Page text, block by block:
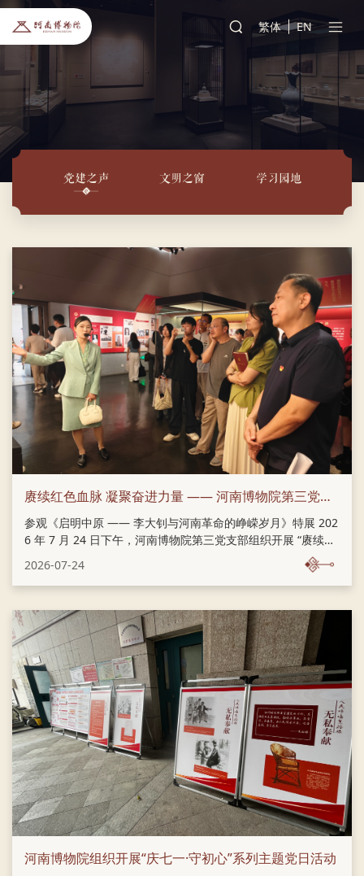
繁体 EN
党建之声 文明之窗 学习园地
赓续红色血脉 凝聚奋进力量 —— 河南博物院第三党支部开展主题党日活动
参观《启明中原 —— 李大钊与河南革命的峥嵘岁月》特展 202
6 年 7 月 24 日下午，河南博物院第三党支部组织开展 “赓续红
色血脉，凝聚奋进力量” 主题党日活动。支部全体党员、入党积
极分子参加活动，同时邀请部分民主党派、无党派人士共同参
与，推动党建业务融合，广泛凝聚奋进合力。 活动第一阶段为
现场研学。全体人员前往主展馆三楼 12 展厅参观《启明中原
—— 李大钊与河南革命的峥嵘岁月》特展，跟随讲解员细致品
读展陈史料与革命文物，回溯李大钊同志在中原大地播撒革命
火种、开展革命活动的光辉历程，深入感悟中原早期革命的峥
嵘岁月。参观结束后，全体党员面向党徽庄严肃立，重温入党
誓词，回望入党...
2026-07-24
河南博物院组织开展“庆七一·守初心”系列主题党日活动